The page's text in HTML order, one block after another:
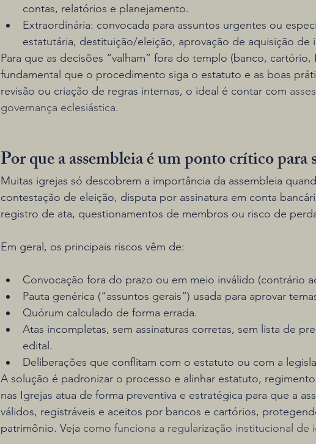
contas, relatórios e planejamento.
Extraordinária: convocada para assuntos urgentes ou
estatutária, destituição/eleição, aprovação de aquisição de
Para que as decisões “valham” fora do templo (banco, cartório,
fundamental que o procedimento siga o estatuto e as boas
revisão ou criação de regras internas, o ideal é contar com
governança eclesiástica.
Por que a assembleia é um ponto crítico para
Muitas igrejas só descobrem a importância da assembleia
contestação de eleição, disputa por assinatura em conta
registro de ata, questionamentos de membros ou risco de
Em geral, os principais riscos vêm de:
Convocação fora do prazo ou em meio inválido (contrário
Pauta genérica (“assuntos gerais”) usada para aprovar
Quórum calculado de forma errada.
Atas incompletas, sem assinaturas corretas, sem lista de
edital.
Deliberações que conflitam com o estatuto ou com a
A solução é padronizar o processo e alinhar estatuto,
nas Igrejas atua de forma preventiva e estratégica para que a
válidos, registráveis e aceitos por bancos e cartórios,
patrimônio. Veja como funciona a regularização institucional de